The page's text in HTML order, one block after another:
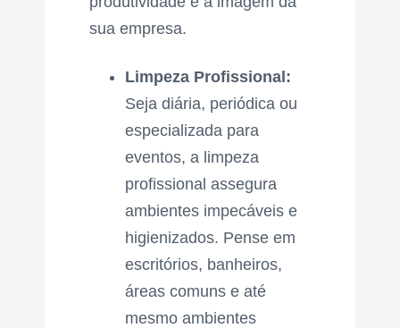
sua empresa.
Limpeza Profissional:
Seja diária, periódica ou
especializada para
eventos, a limpeza
profissional assegura
ambientes impecáveis e
higienizados. Pense em
escritórios, banheiros,
áreas comuns e até
mesmo ambientes